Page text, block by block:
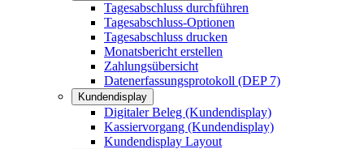
Tagesabschluss durchführen
Tagesabschluss-Optionen
Tagesabschluss drucken
Monatsbericht erstellen
Zahlungsübersicht
Datenerfassungsprotokoll (DEP 7)
Kundendisplay
Digitaler Beleg (Kundendisplay)
Kassiervorgang (Kundendisplay)
Kundendisplay Layout